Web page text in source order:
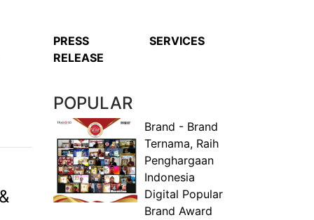
PRESS
RELEASE
SERVICES
POPULAR
Brand - Brand
Ternama, Raih
Penghargaan
Indonesia
Digital Popular
Brand Award